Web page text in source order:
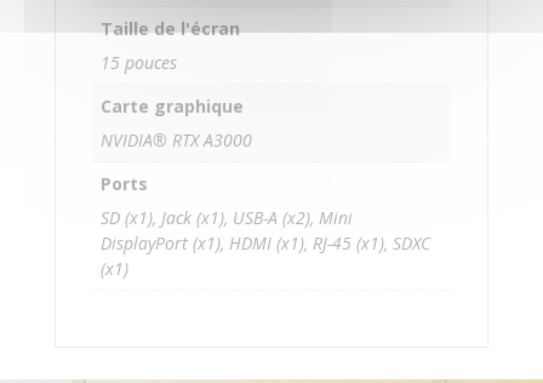
Taille de l'écran
15 pouces
Carte graphique
NVIDIA® RTX A3000
Ports
SD (x1), Jack (x1), USB-A (x2), Mini
DisplayPort (x1), HDMI (x1), RJ-45 (x1), SDXC
(x1)